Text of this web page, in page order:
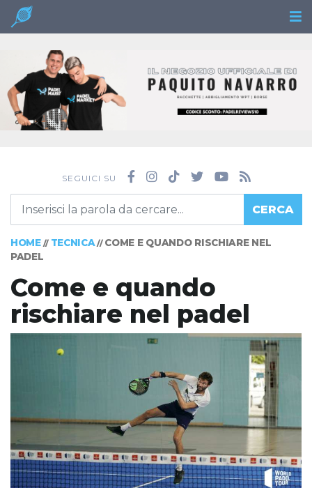
SEGUICI SU
CERCA
HOME// TECNICA// COME E QUANDO RISCHIARE NEL
PADEL
Come e quando
rischiare nel padel